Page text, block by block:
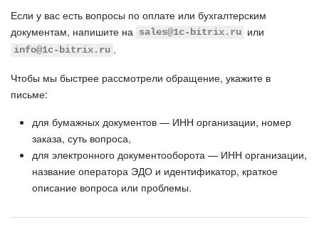
Если у вас есть вопросы по оплате или бухгалтерским
документам, напишите на
sales@1c-bitrix.ru или
info@1c-bitrix.ru .
Чтобы мы быстрее рассмотрели обращение, укажите в
письме:
для бумажных документов — ИНН организации, номер
заказа, суть вопроса,
для электронного документооборота — ИНН организации,
название оператора ЭДО и идентификатор, краткое
описание вопроса или проблемы.